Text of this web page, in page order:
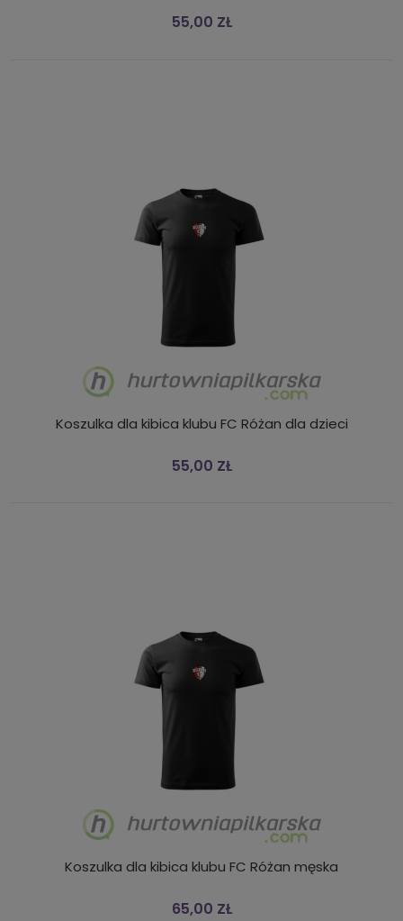
55,00 ZŁ
Koszulka dla kibica klubu FC Różan dla dzieci
55,00 ZŁ
Koszulka dla kibica klubu FC Różan męska
65,00 ZŁ